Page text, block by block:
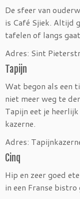
De sfeer van
is Café Sjiek. Altijd
tafelen of langs
Adres: Sint
Tapijn
Wat begon als een
niet meer weg te
Tapijn eet je
kazerne.
Adres:
Cinq
Hip en zeer goed
in een Franse